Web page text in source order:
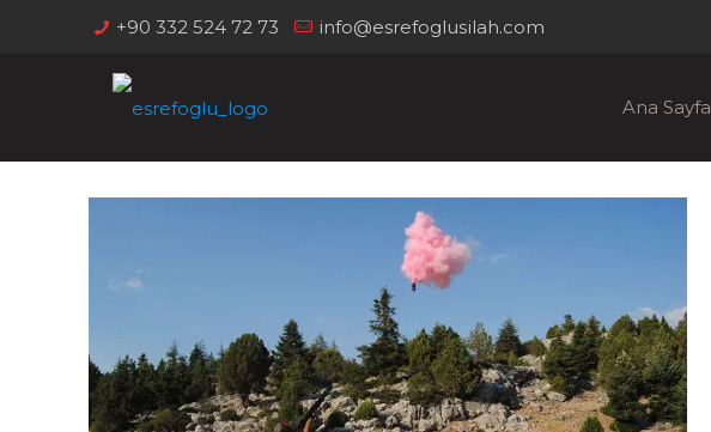
+90 332 524 72 73 info@esrefoglusilah.com
Ana Sayfa